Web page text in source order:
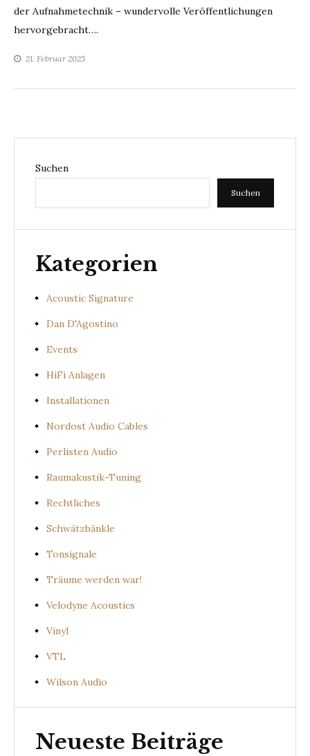
der Aufnahmetechnik – wundervolle Veröffentlichungen
hervorgebracht….
21. Februar 2025
Suchen
Suchen
Kategorien
Acoustic Signature
Dan D'Agostino
Events
HiFi Anlagen
Installationen
Nordost Audio Cables
Perlisten Audio
Raumakustik-Tuning
Rechtliches
Schwätzbänkle
Tonsignale
Träume werden war!
Velodyne Acoustics
Vinyl
VTL
Wilson Audio
Neueste Beiträge